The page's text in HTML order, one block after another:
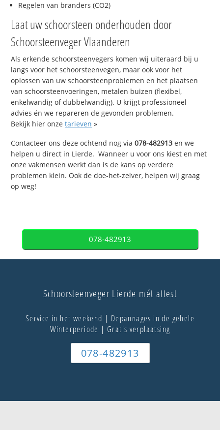
Regelen van branders (CO2)
Laat uw schoorsteen onderhouden door
Schoorsteenveger Vlaanderen
Als erkende schoorsteenvegers komen wij uiteraard bij u
langs voor het schoorsteenvegen, maar ook voor het
oplossen van uw schoorsteenproblemen en het plaatsen
van schoorsteenvoeringen, metalen buizen (flexibel,
enkelwandig of dubbelwandig). U krijgt professioneel
advies én we repareren de gevonden problemen.
Bekijk hier onzetarieven »
Contacteer ons deze ochtend nog via078-482913 en we
helpen u direct in Lierde. Wanneer u voor ons kiest en met
onze vakmensen werkt dan is de kans op verdere
problemen klein. Ook de doe-het-zelver, helpen wij graag
op weg!
078-482913
Schoorsteenveger Lierde mét attest
Service in het weekend | Depannages in de gehele
Winterperiode | Gratis verplaatsing
078-482913